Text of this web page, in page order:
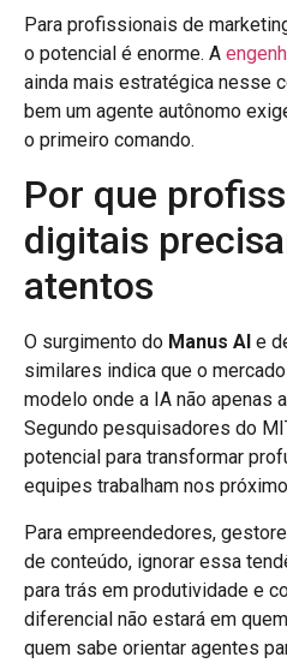
Para profissionais de
o potencial é enorme. A
ainda mais estratégica nesse
bem um agente autônomo
o primeiro comando.
Por que
digitais
atentos
O surgimento do Manus AI e
similares indica que o
modelo onde a IA não apenas
Segundo pesquisadores do
potencial para transformar
equipes trabalham nos
Para empreendedores,
de conteúdo, ignorar essa
para trás em produtividade e
diferencial não estará em
quem sabe orientar agentes